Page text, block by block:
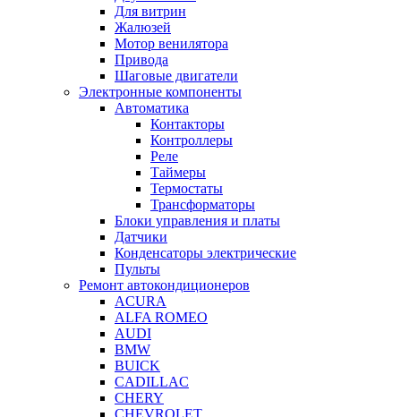
Для витрин
Жалюзей
Мотор венилятора
Привода
Шаговые двигатели
Электронные компоненты
Автоматика
Контакторы
Контроллеры
Реле
Таймеры
Термостаты
Трансформаторы
Блоки управления и платы
Датчики
Конденсаторы электрические
Пульты
Ремонт автокондиционеров
ACURA
ALFA ROMEO
AUDI
BMW
BUICK
CADILLAC
CHERY
CHEVROLET